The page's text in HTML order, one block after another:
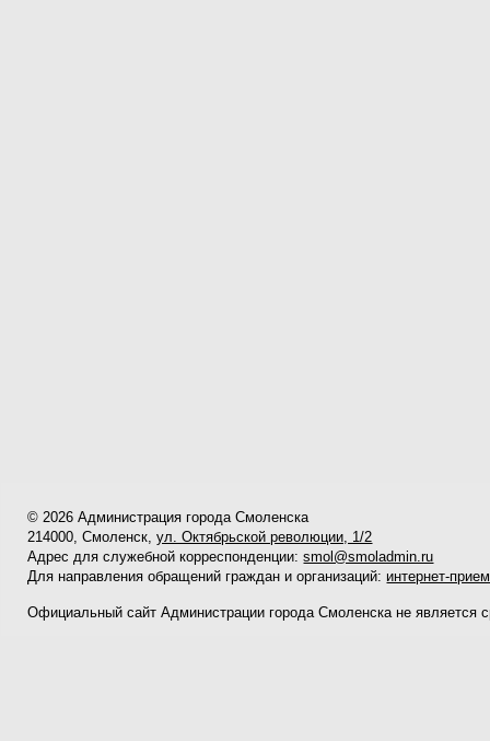
© 2026 Администрация города Смоленска
214000, Смоленск,ул. Октябрьской революции, 1/2
Адрес для служебной корреспонденции:smol@smoladmin.ru
Для направления обращений граждан и организаций: интернет-
Официальный сайт Администрации города Смоленска не является